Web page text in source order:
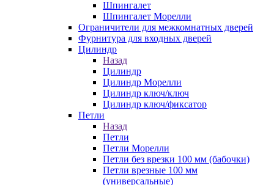
Шпингалет
Шпингалет Морелли
Ограничители для межкомнатных дверей
Фурнитура для входных дверей
Цилиндр
Назад
Цилиндр
Цилиндр Морелли
Цилиндр ключ/ключ
Цилиндр ключ/фиксатор
Петли
Назад
Петли
Петли Морелли
Петли без врезки 100 мм (бабочки)
Петли врезные 100 мм
(универсальные)